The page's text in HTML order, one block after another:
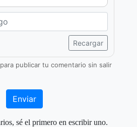
Recargar
publicar tu comentario sin salir
Enviar
sé el primero en escribir uno.